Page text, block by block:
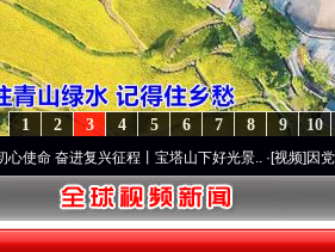
10
9
8
7
6
5
4
3
2
1
复兴征程丨宝塔山下好光景..·[视频]因党而生 为